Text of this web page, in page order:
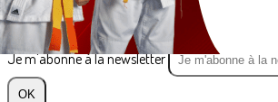
Cliquez pour éditer
Je m'abonne à la newsletter
OK